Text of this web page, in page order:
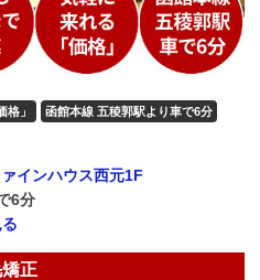
格」
函館本線 五稜郭駅より車で6分
インハウス西元1F
6分
正